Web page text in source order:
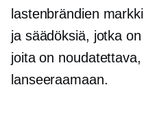
lastenbrändien
ja säädöksiä, jotka
joita on
lanseeraamaan.